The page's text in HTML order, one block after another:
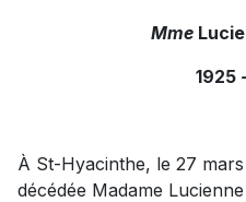
Mme
1925
À St-Hyacinthe, le 27 mars
décédée Madame